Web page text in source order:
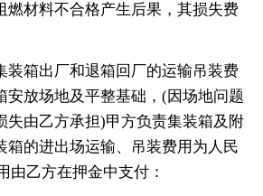
燃材料不合格产生后果，其损失费
装箱出厂和退箱回厂的运输吊装费
安放场地及平整基础，(因场地问题
失由乙方承担)甲方负责集装箱及附
箱的进出场运输、吊装费用为人民
由乙方在押金中支付：